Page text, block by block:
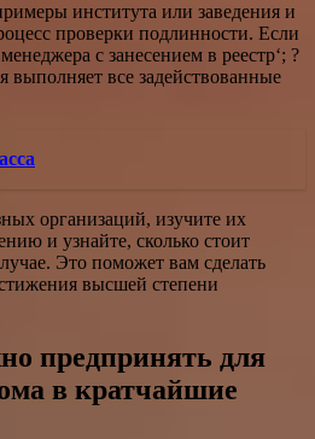
института или заведения и
проверки подлинности. Если
с занесением в реестр‘; ?
выполняет все задействованные
организаций, изучите их
и узнайте, сколько стоит
Это поможет вам сделать
высшей степени
предпринять для
в кратчайшие